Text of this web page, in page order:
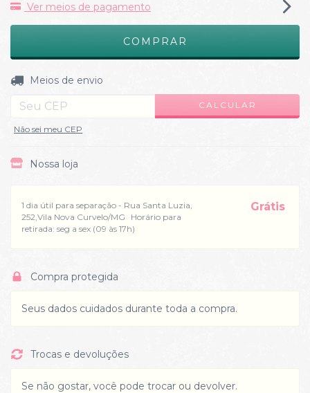
Ver meios de pagamento
Entregas para o CEP:
Meios de envio
CALCULAR
Não sei meu CEP
Nossa loja
1 dia útil para separação - Rua Santa Luzia,
252,Vila Nova Curvelo/MG
Horário para
retirada: seg a sex (09 às 17h)
Grátis
Compra protegida
Seus dados cuidados durante toda a compra.
Trocas e devoluções
Se não gostar, você pode trocar ou devolver.